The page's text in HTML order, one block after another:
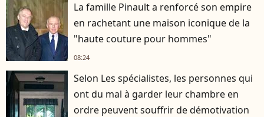
La famille Pinault a renforcé son empire
en rachetant une maison iconique de la
"haute couture pour hommes"
08:24
Selon Les spécialistes, les personnes qui
ont du mal à garder leur chambre en
ordre peuvent souffrir de démotivation